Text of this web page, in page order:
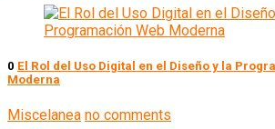
0 El Rol del Uso Digital en el Diseño y la
Moderna
Miscelanea no comments